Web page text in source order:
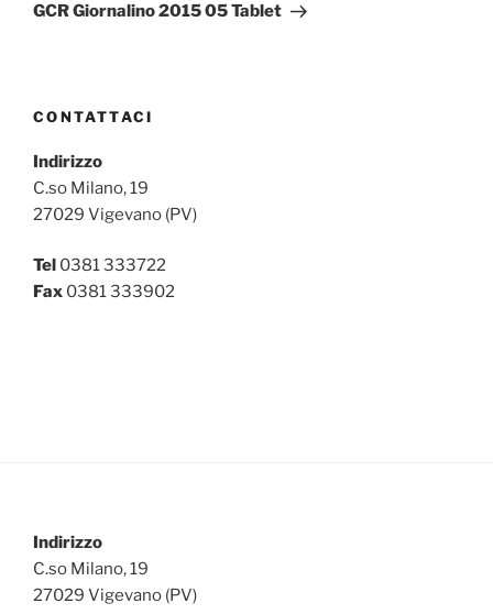
successivo
GCR Giornalino 2015 05 Tablet
CONTATTACI
Indirizzo
C.so Milano, 19
27029 Vigevano (PV)
Tel 0381 333722
Fax 0381 333902
Indirizzo
C.so Milano, 19
27029 Vigevano (PV)